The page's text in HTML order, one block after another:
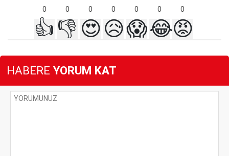
0 0 0 0 0 0 0
👍 👎 😍😥😱😂😡
HABERE YORUM KAT